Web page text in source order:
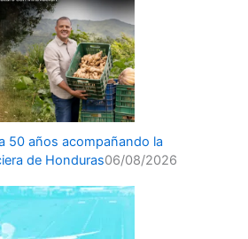
50 años acompañando la
de Honduras06/08/2026